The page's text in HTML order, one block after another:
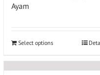
Ayam
Select options